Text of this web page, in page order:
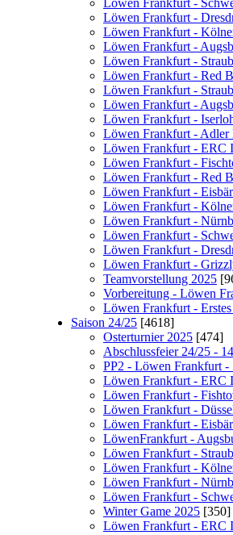
Löwen Frankfurt -
Löwen Frankfurt -
Löwen Frankfurt -
Löwen Frankfurt -
Löwen Frankfurt -
Löwen Frankfurt - Red
Löwen Frankfurt -
Löwen Frankfurt -
Löwen Frankfurt -
Löwen Frankfurt - Adler
Löwen Frankfurt - ERC
Löwen Frankfurt -
Löwen Frankfurt - Red
Löwen Frankfurt -
Löwen Frankfurt -
Löwen Frankfurt -
Löwen Frankfurt -
Löwen Frankfurt -
Löwen Frankfurt -
Teamvorstellung 2025
Vorbereitung - Löwen
Löwen Frankfurt -
Saison 24/25 [4618]
Osterturnier 2025 [474]
Abschlussfeier 24/25 -
PP2 - Löwen Frankfurt -
Löwen Frankfurt - ERC
Löwen Frankfurt -
Löwen Frankfurt -
Löwen Frankfurt -
LöwenFrankfurt -
Löwen Frankfurt -
Löwen Frankfurt -
Löwen Frankfurt -
Löwen Frankfurt -
Winter Game 2025 [350]
Löwen Frankfurt - ERC